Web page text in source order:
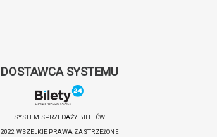
DOSTAWCA SYSTEMU
SYSTEM SPRZEDAŻY BILETÓW
2022 WSZELKIE PRAWA ZASTRZEŻONE